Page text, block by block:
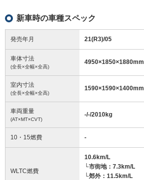
新車時の車種スペック
発売年月 21(R3)/05
車体寸法
(全長×全幅×全高)
4950×1850×1880mm
室内寸法
(全長×全幅×全高)
1590×1590×1400mm
車両重量
(AT×MT×CVT)
-/-/2010kg
10・15燃費 -
WLTC燃費
10.6km/L
└市街地：7.3km/L
└郊外：11.5km/L